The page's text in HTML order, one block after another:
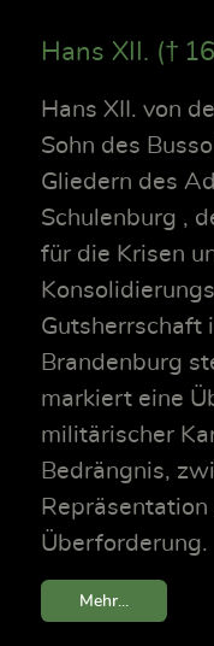
Hans XII. (†
Hans XII. von
Sohn des
Gliedern des
Schulenburg ,
für die Krisen
Gutsherrschaft
Brandenburg
markiert eine
militärischer
Bedrängnis,
Überforderung.
Mehr...